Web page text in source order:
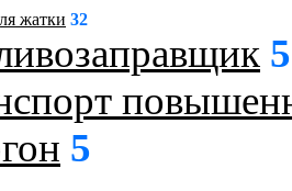
жатки 32
5
5